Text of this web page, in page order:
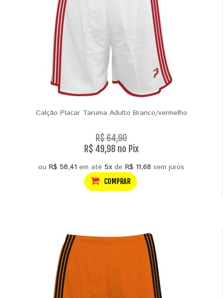
Calção Placar Taruma Adulto Branco/vermelho
R$ 64,90
R$ 49,98 no Pix
ou R$ 58,41 em até 5xde R$ 11,68 sem juros
COMPRAR